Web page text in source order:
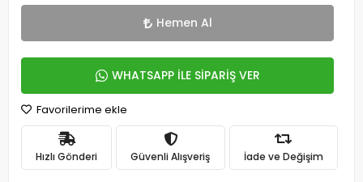
Hemen Al
WHATSAPP İLE SİPARİŞ VER
Favorilerime ekle
Hızlı Gönderi Güvenli Alışveriş İade ve Değişim